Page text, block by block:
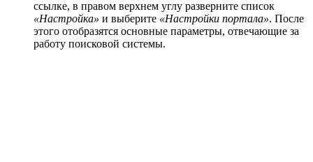
ссылке, в правом верхнем углу разверните список
«Настройка» и выберите «Настройки портала». После
этого отобразятся основные параметры, отвечающие за
работу поисковой системы.